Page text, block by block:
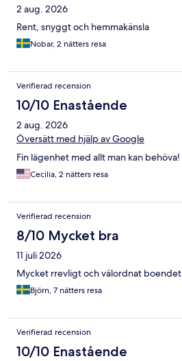
2 aug. 2026
Rent, snyggt och hemmakänsla
Nobar, 2 nätters resa
Verifierad recension
10/10 Enastående
2 aug. 2026
Översätt med hjälp av Google
Fin lägenhet med allt man kan behöva!
Cecilia, 2 nätters resa
Verifierad recension
8/10 Mycket bra
11 juli 2026
Mycket rrevligt och välordnat boendet
Björn, 7 nätters resa
Verifierad recension
10/10 Enastående